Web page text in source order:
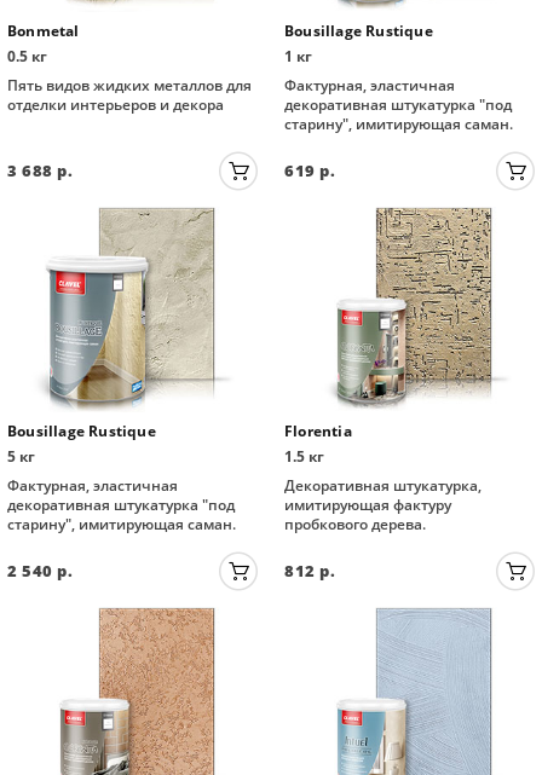
Bonmetal
0.5 кг
Пять видов жидких металлов для
отделки интерьеров и декора
3 688 р.
Bousillage Rustique
1 кг
Фактурная, эластичная
декоративная штукатурка "под
старину", имитирующая саман.
619 р.
Bousillage Rustique
5 кг
Фактурная, эластичная
декоративная штукатурка "под
старину", имитирующая саман.
2 540 р.
Florentia
1.5 кг
Декоративная штукатурка,
имитирующая фактуру
пробкового дерева.
812 р.